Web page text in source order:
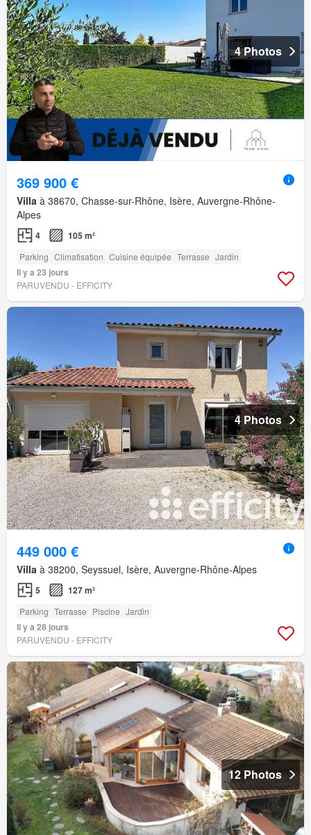
4 Photos
369 900 €
Villa à 38670, Chasse-sur-Rhône, Isère, Auvergne-Rhône-
Alpes
4 105 m²
Parking Climatisation Cuisine équipée Terrasse Jardin
Il y a 23 jours
PARUVENDU - EFFICITY
4 Photos
449 000 €
Villa à 38200, Seyssuel, Isère, Auvergne-Rhône-Alpes
5 127 m²
Parking Terrasse Piscine Jardin
Il y a 28 jours
PARUVENDU - EFFICITY
12 Photos